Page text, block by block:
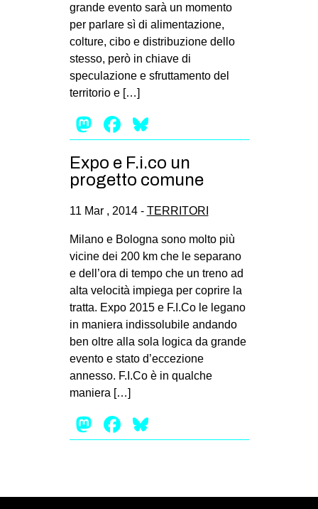
RECENSIONI
INTERNAZIONALE
AFRICA
EUROPA
MEDIO ORIENTE
MONDO
EVENTI
in
Fb
tw
bsky
grande evento sarà un momento
per parlare sì di alimentazione,
colture, cibo e distribuzione dello
stesso, però in chiave di
speculazione e sfruttamento del
territorio e […]
Mastodon
Facebook
Expo e F.i.co un
progetto comune
11 Mar , 2014 - TERRITORI
Milano e Bologna sono molto più
vicine dei 200 km che le separano
e dell’ora di tempo che un treno ad
alta velocità impiega per coprire la
tratta. Expo 2015 e F.I.Co le legano
in maniera indissolubile andando
ben oltre alla sola logica da grande
evento e stato d’eccezione
annesso. F.I.Co è in qualche
maniera […]
Mastodon
Facebook